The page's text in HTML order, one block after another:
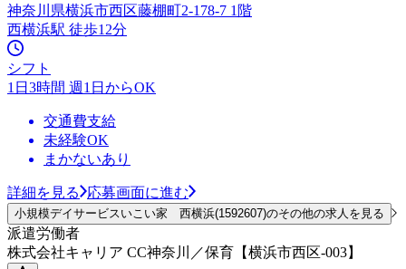
神奈川県横浜市西区藤棚町2-178-7 1階
西横浜駅 徒歩12分
シフト
1日3時間 週1日からOK
交通費支給
未経験OK
まかないあり
詳細を見る 応募画面に進む
小規模デイサービスいこい家 西横浜(1592607)のその他の求人を見る
派遣労働者
株式会社キャリア CC神奈川／保育【横浜市西区-003】